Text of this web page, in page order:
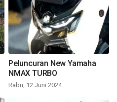
Peluncuran New Yamaha
NMAX TURBO
Rabu, 12 Juni 2024